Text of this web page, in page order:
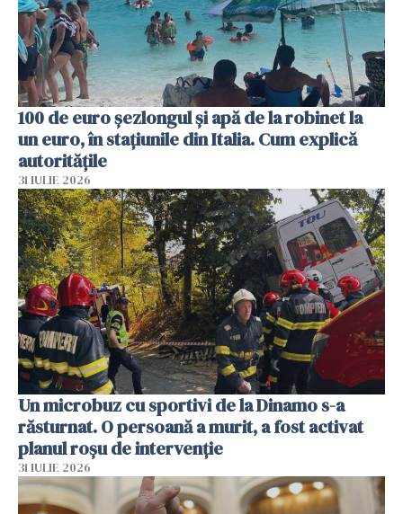
100 de euro șezlongul și apă de la robinet la
un euro, în stațiunile din Italia. Cum explică
autoritățile
31 IULIE 2026
Un microbuz cu sportivi de la Dinamo s-a
răsturnat. O persoană a murit, a fost activat
planul roșu de intervenție
31 IULIE 2026